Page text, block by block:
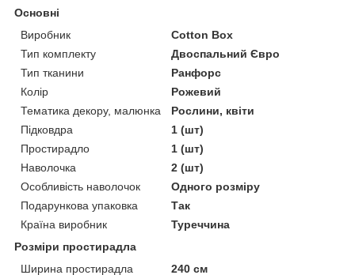
Основні
Виробник
Cotton Box
Тип комплекту
Двоспальний Євро
Тип тканини
Ранфорс
Колір
Рожевий
Тематика декору, малюнка
Рослини, квіти
Підковдра
1 (шт)
Простирадло
1 (шт)
Наволочка
2 (шт)
Особливість наволочок
Одного розміру
Подарункова упаковка
Так
Країна виробник
Туреччина
Розміри простирадла
Ширина простирадла
240 см